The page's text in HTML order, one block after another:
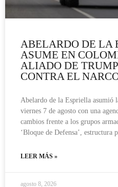
ABELARDO DE LA
ASUME EN
ALIADO DE
CONTRA EL
Abelardo de la Espriella asumió
viernes 7 de agosto con una
cambios frente a los grupos
‘Bloque de Defensa’, estructura
LEER MÁS »
agosto 8, 2026